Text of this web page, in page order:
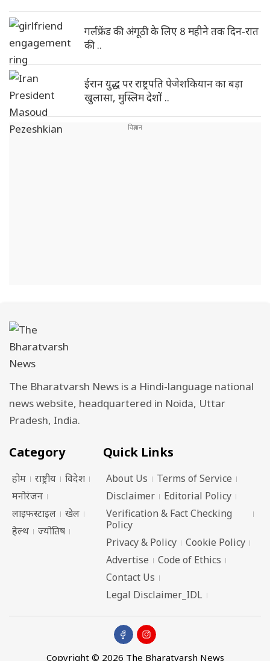
गर्लफ्रेंड की अंगूठी के लिए 8 महीने तक दिन-रात
की ..
ईरान युद्ध पर राष्ट्रपति पेजेशकियान का बड़ा
खुलासा, मुस्लिम देशों ..
The Bharatvarsh News is a Hindi-language national
news website, headquartered in Noida, Uttar
Pradesh, India.
Category
होम राष्ट्रीय
विदेश
मनोरंजन
लाइफस्टाइल
खेल
हेल्थ
ज्योतिष
Quick Links
About Us
Terms of Service
Disclaimer
Editorial Policy
Verification & Fact Checking
Policy
Privacy & Policy
Cookie Policy
Advertise
Code of Ethics
Contact Us
Legal Disclaimer_IDL
Copyright © 2026 The Bharatvarsh News